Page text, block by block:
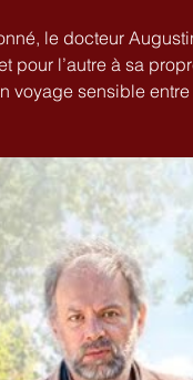
le docteur
pour l’autre à sa
voyage sensible